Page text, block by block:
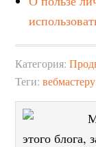
Категория:
Теги:вебмастеру
этого блога,